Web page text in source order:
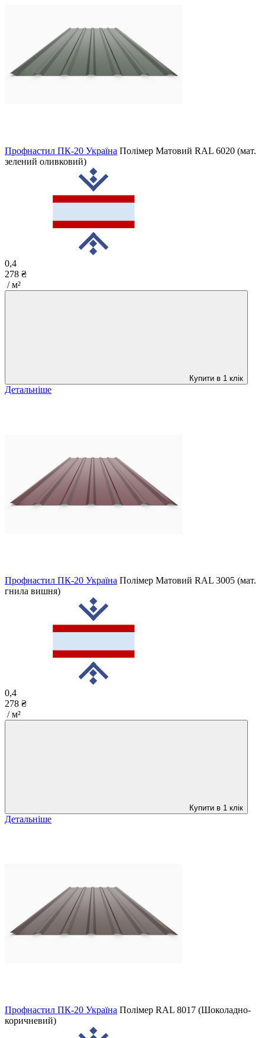
Профнастил ПК-20 Україна Полімер Матовий RAL 6020 (мат.
зелений оливковий)
0,4
278 ₴
/ м²
Купити в 1 клік
Детальніше
Профнастил ПК-20 Україна Полімер Матовий RAL 3005 (мат.
гнила вишня)
0,4
278 ₴
/ м²
Купити в 1 клік
Детальніше
Профнастил ПК-20 Україна Полімер RAL 8017 (Шоколадно-
коричневий)